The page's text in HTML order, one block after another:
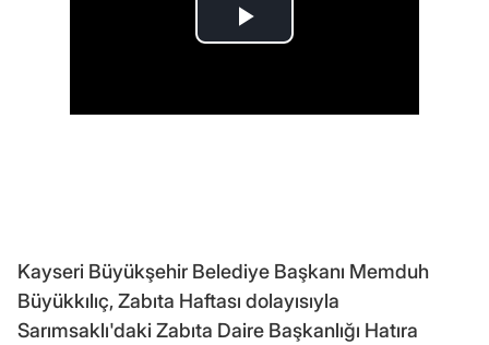
Kayseri Büyükşehir Belediye Başkanı Memduh
Büyükkılıç, Zabıta Haftası dolayısıyla
Sarımsaklı'daki Zabıta Daire Başkanlığı Hatıra